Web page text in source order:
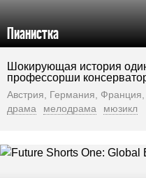
Пианистка
Шокирующая история
профессорши
Австрия, Германия, Франция,
драма
мелодрама мюзикл